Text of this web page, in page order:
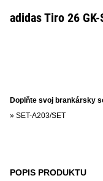
adidas Tiro 26
Doplňte svoj brankársky
» SET-A203/SET
POPIS PRODUKTU